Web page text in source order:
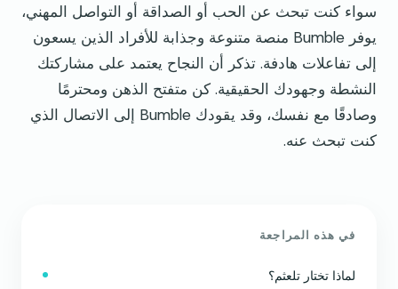
سواء كنت تبحث عن الحب أو الصداقة أو التواصل المهني،
يوفر Bumble منصة متنوعة وجذابة للأفراد الذين يسعون
إلى تفاعلات هادفة. تذكر أن النجاح يعتمد على مشاركتك
النشطة وجهودك الحقيقية. كن متفتح الذهن ومحترمًا
وصادقًا مع نفسك، وقد يقودك Bumble إلى الاتصال الذي
كنت تبحث عنه.
في هذه المراجعة
لماذا تختار تلعثم؟